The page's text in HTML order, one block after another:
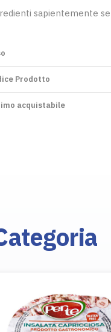
sapientemente
Prodotto
acquistabile